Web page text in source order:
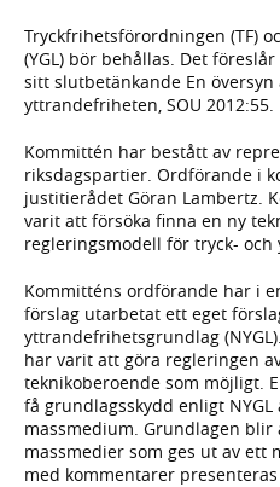
Tryckfrihetsförordningen (TF)
(YGL) bör behållas. Det
sitt slutbetänkande En översyn
yttrandefriheten, SOU 2012:55.
Kommittén har bestått av
riksdagspartier. Ordförande i
justitierådet Göran Lambertz.
varit att försöka finna en ny
regleringsmodell för tryck- och
Kommitténs ordförande har i
förslag utarbetat ett eget
yttrandefrihetsgrundlag
har varit att göra regleringen
teknikoberoende som möjligt.
få grundlagsskydd enligt
massmedium. Grundlagen
massmedier som ges ut av ett
med kommentarer